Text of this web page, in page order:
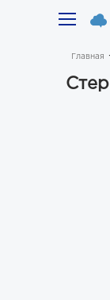
Главная